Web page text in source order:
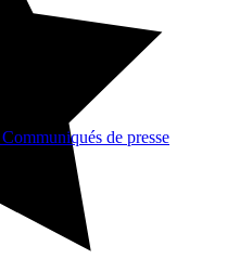
Communiqués de presse